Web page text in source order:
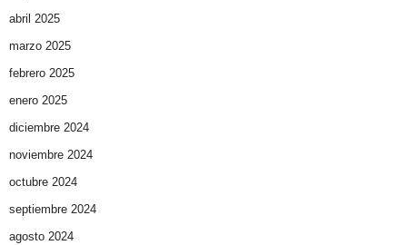
abril 2025
marzo 2025
febrero 2025
enero 2025
diciembre 2024
noviembre 2024
octubre 2024
septiembre 2024
agosto 2024